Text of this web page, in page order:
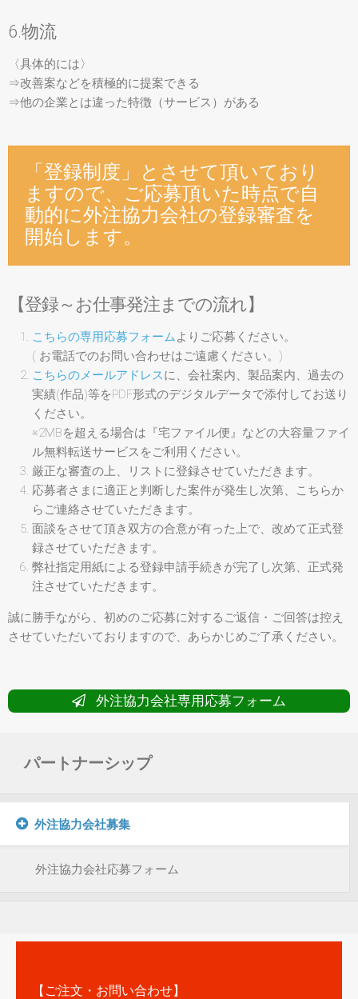
6.物流
〈具体的には〉
⇒改善案などを積極的に提案できる
⇒他の企業とは違った特徴（サービス）がある
「登録制度」とさせて頂いており
ますので、ご応募頂いた時点で自
動的に外注協力会社の登録審査を
開始します。
【登録～お仕事発注までの流れ】
こちらの専用応募フォームよりご応募ください。
( お電話でのお問い合わせはご遠慮ください。)
こちらのメールアドレスに、会社案内、製品案内、過去の
実績(作品)等をPDF形式のデジタルデータで添付してお送り
ください。
※2MBを超える場合は『宅ファイル便』などの大容量ファイ
ル無料転送サービスをご利用ください。
厳正な審査の上、リストに登録させていただきます。
応募者さまに適正と判断した案件が発生し次第、こちらか
らご連絡させていただきます。
面談をさせて頂き双方の合意が有った上で、改めて正式登
録させていただきます。
弊社指定用紙による登録申請手続きが完了し次第、正式発
注させていただきます。
誠に勝手ながら、初めのご応募に対するご返信・ご回答は控え
させていただいておりますので、あらかじめご了承ください。
外注協力会社専用応募フォーム
パートナーシップ
外注協力会社募集
外注協力会社応募フォーム
【ご注文・お問い合わせ】